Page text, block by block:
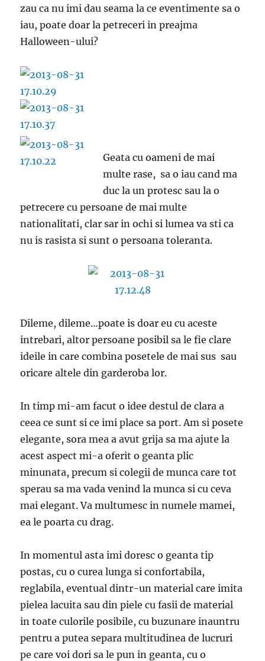
zau ca nu imi dau seama la ce eventimente sa o
iau, poate doar la petreceri in preajma
Halloween-ului?
Geata cu oameni de mai
multe rase, sa o iau cand ma
duc la un protesc sau la o
petrecere cu persoane de mai multe
nationalitati, clar sar in ochi si lumea va sti ca
nu is rasista si sunt o persoana toleranta.
Dileme, dileme…poate is doar eu cu aceste
intrebari, altor persoane posibil sa le fie clare
ideile in care combina posetele de mai sus sau
oricare altele din garderoba lor.
In timp mi-am facut o idee destul de clara a
ceea ce sunt si ce imi place sa port. Am si posete
elegante, sora mea a avut grija sa ma ajute la
acest aspect mi-a oferit o geanta plic
minunata, precum si colegii de munca care tot
sperau sa ma vada venind la munca si cu ceva
mai elegant. Va multumesc in numele mamei,
ea le poarta cu drag.
In momentul asta imi doresc o geanta tip
postas, cu o curea lunga si confortabila,
reglabila, eventual dintr-un material care imita
pielea lacuita sau din piele cu fasii de material
in toate culorile posibile, cu buzunare inauntru
pentru a putea separa multitudinea de lucruri
pe care voi dori sa le pun in geanta, cu o